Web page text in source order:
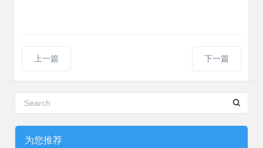
上一篇 下一篇
为您推荐